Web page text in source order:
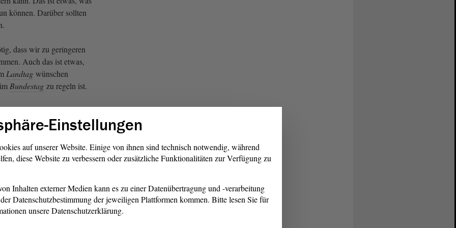
können. Darüber sollten
dass wir zu geringeren
Auch das ist etwas,
Landtag wünschen
Bundestag zu regeln ist.
die ewige Henne-Ei-
öffentliche Infrastruktur an
das schon erlebt haben, zu
sowohl günstige Preise
als auch die
sind Zahnräder, die
haben wir täglich
000 Fahrgäste - Stand
Einstellungen
auf unserer Website. Einige von ihnen sind technisch notwendig, während
diese Website zu verbessern oder zusätzliche Funktionalitäten zur Verfügung zu
Inhalten externer Medien kann es zu einer Datenübertragung und -verarbeitung
Datenschutzbestimmung der jeweiligen Plattformen kommen. Bitte lesen Sie für
unsere Datenschutzerklärung.